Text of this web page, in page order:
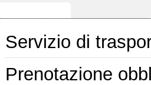
Servizio di
Prenotazione